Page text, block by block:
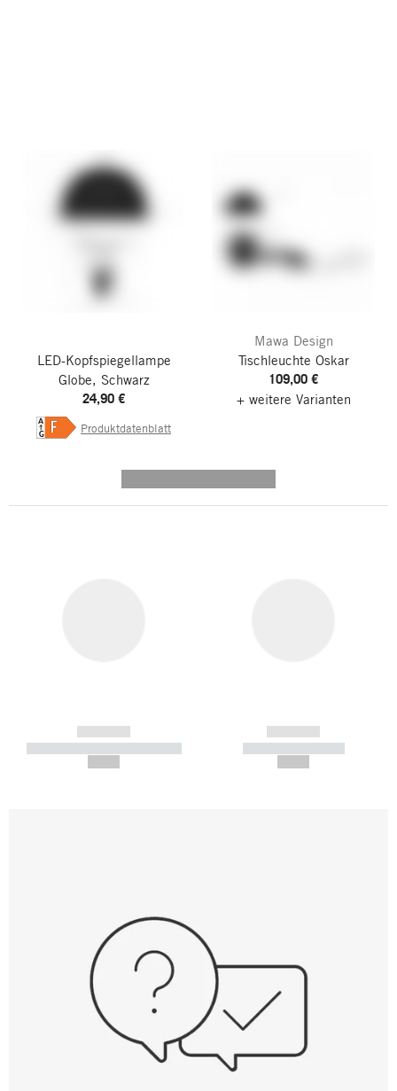
LED-Kopfspiegellampe
Globe, Schwarz
24,90 €
F
A
G Produktdatenblatt
Mawa Design
Tischleuchte Oskar
109,00 €
+ weitere Varianten
------------
----------- ----------- -----------
------------
----------- -----------